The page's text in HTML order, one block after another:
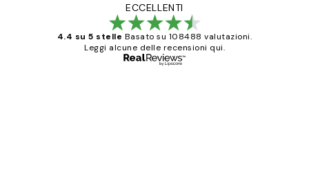
ECCELLENTI
4.4 su 5 stelle Basato su 108488 valutazioni.
Leggi alcune delle recensioni qui.